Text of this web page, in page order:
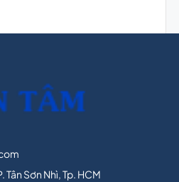
Tân Sơn Nhì, Tp. HCM